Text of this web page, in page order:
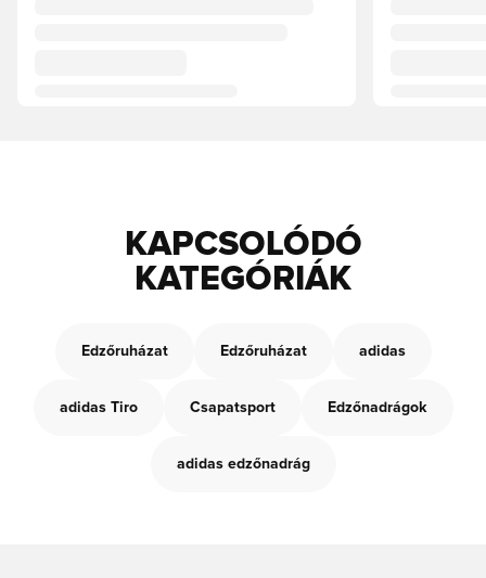
KAPCSOLÓDÓ
KATEGÓRIÁK
Edzőruházat Edzőruházat adidas
adidas Tiro Csapatsport Edzőnadrágok
adidas edzőnadrág